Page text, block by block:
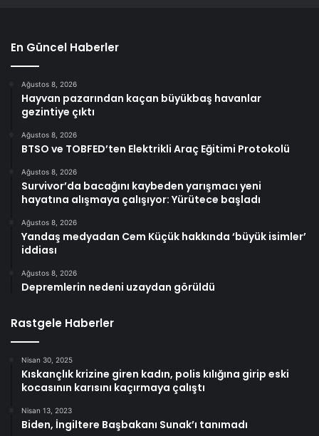
En Güncel Haberler
Ağustos 8, 2026
Hayvan pazarından kaçan büyükbaş havanlar
gezintiye çıktı
Ağustos 8, 2026
BTSO ve TOBFED’ten Elektrikli Araç Eğitimi Protokolü
Ağustos 8, 2026
Survivor’da bacağını kaybeden yarışmacı yeni
hayatına alışmaya çalışıyor: Yürütece başladı
Ağustos 8, 2026
Yandaş medyadan Cem Küçük hakkında ‘büyük isimler’
iddiası
Ağustos 8, 2026
Depremlerin nedeni uzaydan görüldü
Rastgele Haberler
Nisan 30, 2025
Kıskançlık krizine giren kadın, polis kılığına girip eski
kocasının karısını kaçırmaya çalıştı
Nisan 13, 2023
Biden, İngiltere Başbakanı Sunak’ı tanımadı